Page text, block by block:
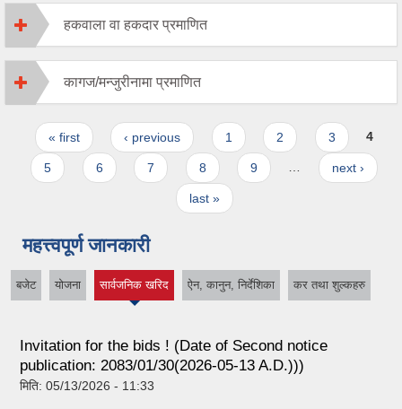
हकवाला वा हकदार प्रमाणित
कागज/मन्जुरीनामा प्रमाणित
Pages
« first ‹ previous 1 2 3 4
5 6 7 8 9 … next ›
last »
महत्त्वपूर्ण जानकारी
बजेट योजना सार्वजनिक खरिद ऐन, कानुन, निर्देशिका कर तथा शुल्कहरु
Invitation for the bids ! (Date of Second notice
publication: 2083/01/30(2026-05-13 A.D.)))
मिति: 05/13/2026 - 11:33